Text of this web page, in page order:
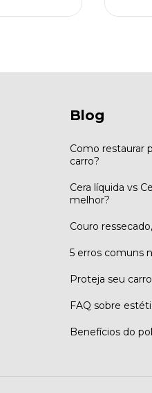
Blog
Como restaurar
carro?
Cera líquida vs
melhor?
Couro
5 erros comuns
Proteja seu
FAQ sobre
Benefícios do